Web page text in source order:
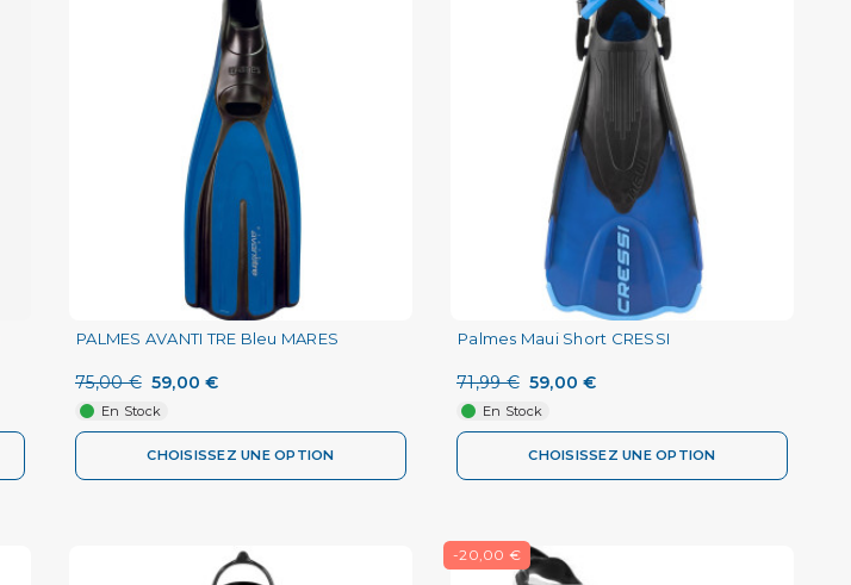
PALMES AVANTI TRE Bleu MARES
75,00 € 59,00 €
En Stock
CHOISISSEZ UNE OPTION
Palmes Maui Short CRESSI
71,99 € 59,00 €
En Stock
CHOISISSEZ UNE OPTION
-20,00 €